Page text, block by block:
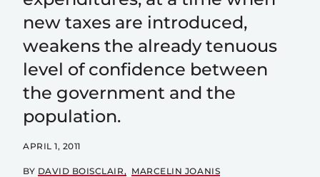
new taxes are introduced,
weakens the already tenuous
level of confidence between
the government and the
population.
APRIL 1, 2011
BY DAVID BOISCLAIR MARCELIN JOANIS